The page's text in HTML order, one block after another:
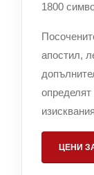
1800
апостил,
ЦЕНИ